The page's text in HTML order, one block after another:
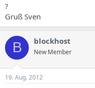
?
Gruß Sven
B blockhost
New Member
19. Aug. 2012